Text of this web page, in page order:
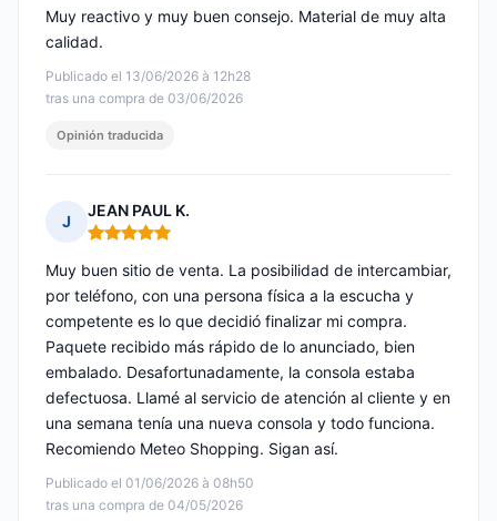
Publicado el 13/06/2026 à 12h28
tras una compra de 03/06/2026
Muy reactivo y muy buen consejo. Material de muy alta
calidad.
Opinión traducida
J
JEAN PAUL K.
Nota: 5 de 5
Publicado el 01/06/2026 à 08h50
tras una compra de 04/05/2026
Muy buen sitio de venta. La posibilidad de intercambiar,
por teléfono, con una persona física a la escucha y
competente es lo que decidió finalizar mi compra.
Paquete recibido más rápido de lo anunciado, bien
embalado. Desafortunadamente, la consola estaba
defectuosa. Llamé al servicio de atención al cliente y en
una semana tenía una nueva consola y todo funciona.
Recomiendo Meteo Shopping. Sigan así.